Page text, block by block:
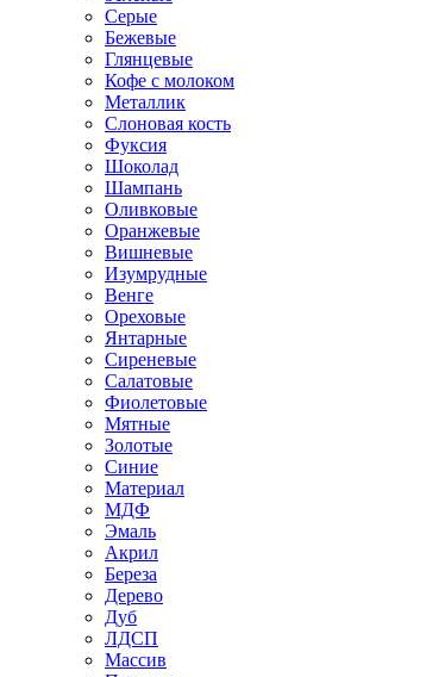
Серые
Бежевые
Глянцевые
Кофе с молоком
Металлик
Слоновая кость
Фуксия
Шоколад
Шампань
Оливковые
Оранжевые
Вишневые
Изумрудные
Венге
Ореховые
Янтарные
Сиреневые
Салатовые
Фиолетовые
Мятные
Золотые
Синие
Материал
МДФ
Эмаль
Акрил
Береза
Дерево
Дуб
ЛДСП
Массив